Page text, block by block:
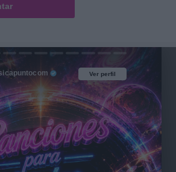
Ver perfil
Ver perfil